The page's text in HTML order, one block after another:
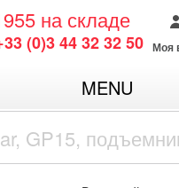
на складе
(0)3 44 32 32 50 Моя
MENU